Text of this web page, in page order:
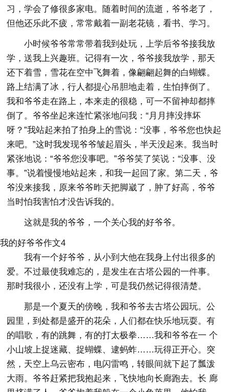
习，学会了修很多家电。随着时间的流逝，爷爷老了，
但他还乐此不疲，常常戴着一副老花镜，看书、学习。
小时候爷爷常常带着我到处玩，上学后爷爷接我放
学，送我上兴趣班。记得有一次，爷爷接我放学，那天
还下着雪，雪花在空中飞舞着，像翩翩起舞的白蝴蝶。
路上结满了冰，行人都提心吊胆地走着，生怕摔倒了。
我和爷爷走在路上，本来走的很稳，可一不留神却都摔
倒了。爷爷坐起来连忙紧张地问我：“月月摔没摔坏
呀？”我站起来拍了拍身上的雪说：“没事，爷爷您也快起
来吧。”这时我发现爷爷皱起眉头，半天没起来。我当时
紧张地说：“爷爷您没事吧。”爷爷笑了笑说：“没事、没
事。”说着慢慢地站起来，和我一起回了家。第二天，爷
爷没来接我，原来爷爷昨天把脚崴了，肿了好高，爷爷
当时怕我害怕才没告诉我的。
这就是我的爷爷，一个关心我的好爷爷。
我的好爷爷作文4
我有一个好爷爷，从小到大他在我身上付出很多的
爱。不过最使我难忘的，是发生在古塔公园的一件事。
那时我很小，还没有上学，可是我仍然记得很清楚。
那是一个夏天的傍晚，我和爷爷去古塔公园玩。公
园里，到处都是盛开的花朵，人们都在快乐地玩耍。有
的唱歌，有的跳舞，有的打太极拳……我和爷爷在一 个
小山坡上捉迷藏、捉蝴蝶、逮蚂蚱……玩得正开心。突
然，天空上乌云密布，电闪雷鸣，转眼间就下起了瓢泼
大雨。爷爷赶紧把我抱起来，飞快地向长廊跑去。长 廊